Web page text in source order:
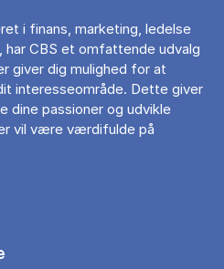
i finans, marketing, ledelse
har CBS et omfattende udvalg
giver dig mulighed for at
interesseområde. Dette giver
dine passioner og udvikle
vil være værdifulde på